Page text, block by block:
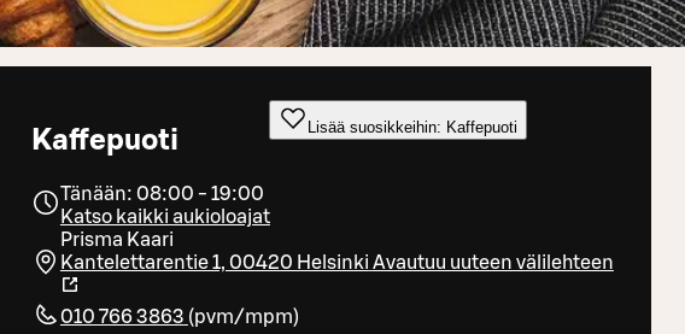
Kaffepuoti Lisää suosikkeihin: Kaffepuoti
Tänään: 08:00 - 19:00
Katso kaikki aukioloajat
Prisma Kaari
Kantelettarentie 1, 00420 Helsinki Avautuu uuteen välilehteen
010 766 3863 (pvm/mpm)